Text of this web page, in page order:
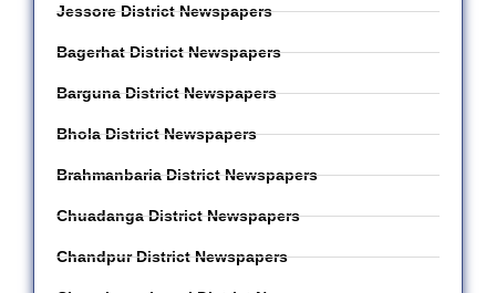
Jessore District Newspapers
Bagerhat District Newspapers
Barguna District Newspapers
Bhola District Newspapers
Brahmanbaria District Newspapers
Chuadanga District Newspapers
Chandpur District Newspapers